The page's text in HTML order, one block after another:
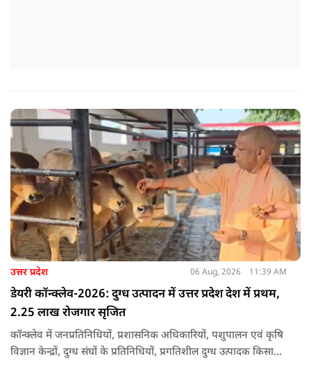
उत्तर प्रदेश 06 Aug, 2026 11:39 AM
डेयरी कॉन्क्लेव-2026: दुग्ध उत्पादन में उत्तर प्रदेश देश में प्रथम,
2.25 लाख रोजगार सृजित
कॉन्क्लेव में जनप्रतिनिधियों, प्रशासनिक अधिकारियों, पशुपालन एवं कृषि
विज्ञान केन्द्रों, दुग्ध संघों के प्रतिनिधियों, प्रगतिशील दुग्ध उत्पादक किसानों,